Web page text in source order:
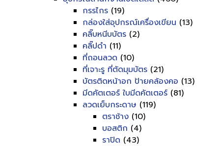
กรรไกร (19)
กล่องใส่อุปกรณ์เครื่องเขียน (13)
คลิ๊บหนีบบัตร (2)
คลิ๊ปดำ (11)
ที่ถอนลวด (10)
ที่เจาะรู ที่ตัดมุมบัตร (21)
บัตรติดหน้าอก ป้ายคล้องคอ (13)
มีดคัตเตอร์ ใบมีดคัตเตอร์ (81)
ลวดเย็บกระดาษ (119)
ตราช้าง (10)
บอสติก (4)
ราปิด (43)